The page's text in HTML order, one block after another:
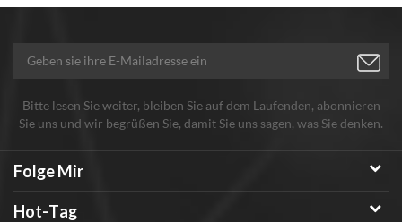
Bitte lesen Sie weiter, bleiben Sie auf dem Laufenden, abonnieren
Sie uns und wir begrüßen Sie, damit Sie uns sagen, was Sie denken.
Folge Mir
Hot-Tag